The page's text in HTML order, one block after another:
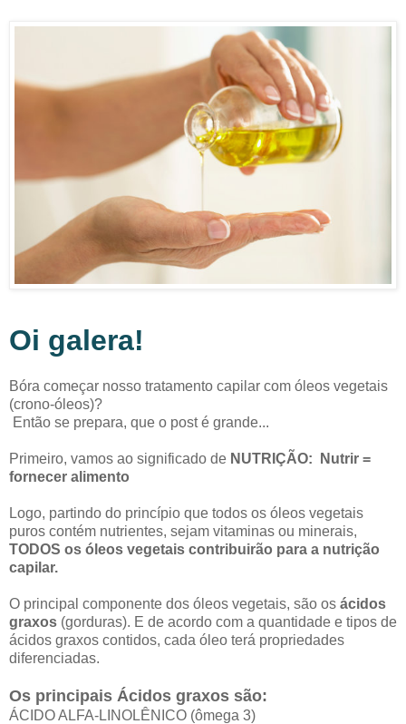
Oi galera!
Bóra começar nosso tratamento capilar com óleos vegetais
(crono-óleos)?
Então se prepara, que o post é grande...
Primeiro, vamos ao significado de NUTRIÇÃO:
Nutrir =
fornecer alimento
Logo, partindo do princípio que todos os óleos vegetais
puros contém nutrientes, sejam vitaminas ou minerais,
TODOS os óleos vegetais contribuirão para a nutrição
capilar.
O principal componente dos óleos vegetais, são os ácidos
graxos (gorduras). E de acordo com a quantidade e tipos de
ácidos graxos contidos, cada óleo terá propriedades
diferenciadas.
Os principais Ácidos graxos são:
ÁCIDO ALFA-LINOLÊNICO (ômega 3)